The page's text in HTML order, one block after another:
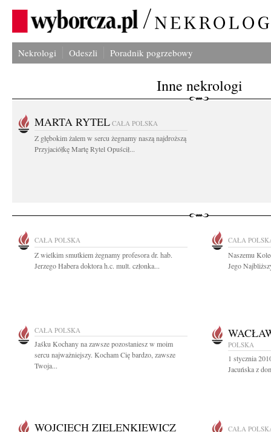
Nekrologi Odeszli Poradnik pogrzebowy
Inne nekrologi
MARTA RYTEL CAŁA POLSKA
Z głębokim żalem w sercu żegnamy naszą najdroższą
Przyjaciółkę Martę Rytel Opuścił...
CAŁA POLSKA
Z wielkim smutkiem żegnamy profesora dr. hab.
Jerzego Habera doktora h.c. mult. członka...
CAŁA
Naszemu
Jego
CAŁA POLSKA
Jaśku Kochany na zawsze pozostaniesz w moim
sercu najważniejszy. Kocham Cię bardzo, zawsze
Twoja...
POLSKA
1 stycznia
Jacuńska z
WOJCIECH ZIELENKIEWICZ CAŁA